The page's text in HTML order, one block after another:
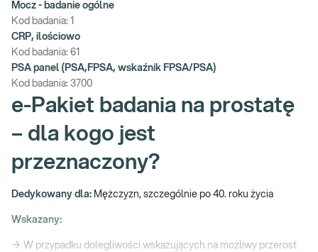
Mocz - badanie ogólne
Kod badania: 1
CRP, ilościowo
Kod badania: 61
PSA panel (PSA,FPSA, wskaźnik FPSA/PSA)
Kod badania: 3700
e-Pakiet badania na prostatę
– dla kogo jest
przeznaczony?
Dedykowany dla: Mężczyzn, szczególnie po 40. roku życia
Wskazany:
→ W przypadku dolegliwości wskazujących na możliwy przerost